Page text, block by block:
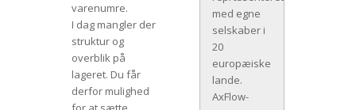
varenumre.
I dag mangler der
struktur og
overblik på
lageret. Du får
derfor mulighed
med egne
selskaber i
20
europæiske
lande.
AxFlow-